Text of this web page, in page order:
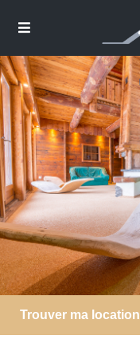
Trouver ma location